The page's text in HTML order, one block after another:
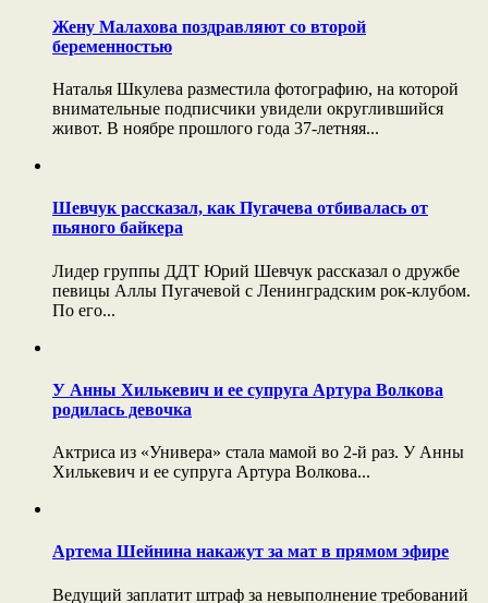
Жену Малахова поздравляют со второй
беременностью
Наталья Шкулева разместила фотографию, на которой
внимательные подписчики увидели округлившийся
живот. В ноябре прошлого года 37-летняя...
Шевчук рассказал, как Пугачева отбивалась от
пьяного байкера
Лидер группы ДДТ Юрий Шевчук рассказал о дружбе
певицы Аллы Пугачевой с Ленинградским рок-клубом.
По его...
У Анны Хилькевич и ее супруга Артура Волкова
родилась девочка
Актриса из «Универа» стала мамой во 2-й раз. У Анны
Хилькевич и ее супруга Артура Волкова...
Артема Шейнина накажут за мат в прямом эфире
Ведущий заплатит штраф за невыполнение требований